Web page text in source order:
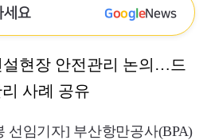
세요 GoogleNews
설현장 안전관리 논의…드
사례 공유
선임기자] 부산항만공사(BPA)